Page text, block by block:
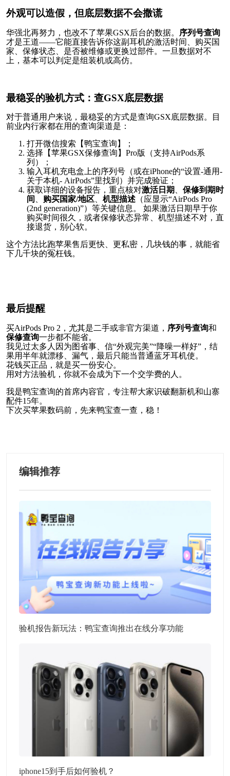
外观可以造假，但底层数据不会撒谎
华强北再努力，也改不了苹果GSX后台的数据。
序列号查询
才是王道——它能直接告诉你这副耳机的激活时间、购买国
家、保修状态、是否被维修或更换过部件。一旦数据对不
上，基本可以判定是组装机或高仿。
最稳妥的验机方式：查GSX底层数据
对于普通用户来说，最稳妥的方式是查询GSX底层数据。目
前业内行家都在用的查询渠道是：
打开微信搜索【鸭宝查询】；
选择【苹果GSX保修查询】Pro版（支持AirPods系
列）；
输入耳机充电盒上的序列号（或在iPhone的“设置-通用-
关于本机- AirPods”里找到）并完成验证；
获取详细的设备报告，重点核对激活日期
保修到期时
间
购买国家/地区 机型描述 （应显示“AirPods Pro
(2nd generation)”）等关键信息。 如果激活日期早于你
购买时间很久，或者保修状态异常、机型描述不对，直
接退货，别心软。
这个方法比跑苹果售后更快、更私密，几块钱的事，就能省
下几千块的冤枉钱。
最后提醒
买AirPods Pro 2，尤其是二手或非官方渠道， 序列号查询和
保修查询一步都不能省。
我见过太多人因为图省事、信“外观完美”“降噪一样好”，结
果用半年就漂移、漏气，最后只能当普通蓝牙耳机使。
花钱买正品，就是买一份安心。
用对方法验机，你就不会成为下一个交学费的人。
我是鸭宝查询的首席内容官，专注帮大家识破翻新机和山寨
配件15年。
下次买苹果数码前，先来鸭宝查一查，稳！
编辑推荐
验机报告新玩法：鸭宝查询推出在线分享功能
iphone15到手后如何验机？